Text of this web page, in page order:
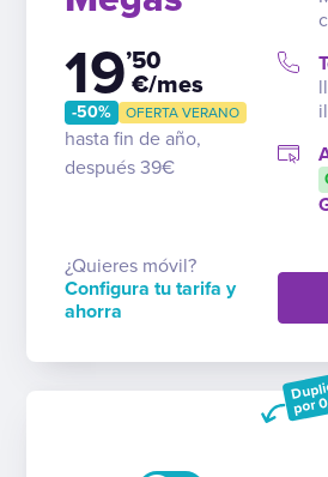
19’50
€/mes
-50% OFERTA VERANO
hasta fin de año,
después 39€
¿Quieres móvil?
Configura tu tarifa y
ahorra
por